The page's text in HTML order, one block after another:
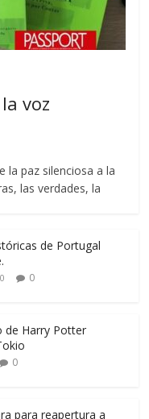
voz
la paz silenciosa a la
las verdades, la
de Portugal
0
de Harry Potter
0
para reapertura a